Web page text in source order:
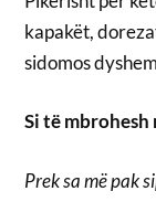
kapakët,
sidomos
Si të mbrohesh
Prek sa më pak